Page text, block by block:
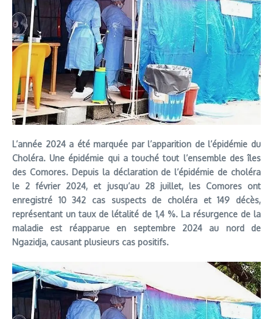
L’année 2024 a été marquée par l’apparition de l’épidémie du
Choléra. Une épidémie qui a touché tout l’ensemble des îles
des Comores. Depuis la déclaration de l’épidémie de choléra
le 2 février 2024, et jusqu’au 28 juillet, les Comores ont
enregistré 10 342 cas suspects de choléra et 149 décès,
représentant un taux de létalité de 1,4 %. La résurgence de la
maladie est réapparue en septembre 2024 au nord de
Ngazidja, causant plusieurs cas positifs.